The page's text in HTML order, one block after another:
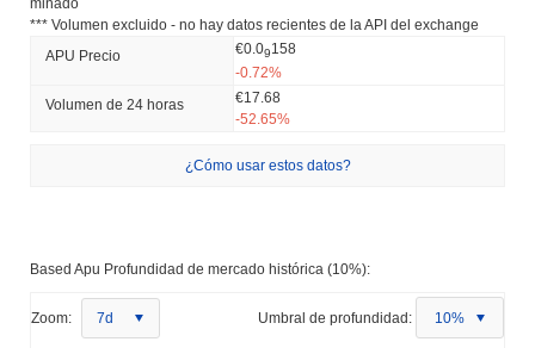
minado
*** Volumen excluido - no hay datos recientes de la API del exchange
APU Precio
€0.09158
-0.72%
Volumen de 24 horas
€17.68
-52.65%
¿Cómo usar estos datos?
Based Apu Profundidad de mercado histórica (10%):
Zoom: 7d Umbral de profundidad: 10%